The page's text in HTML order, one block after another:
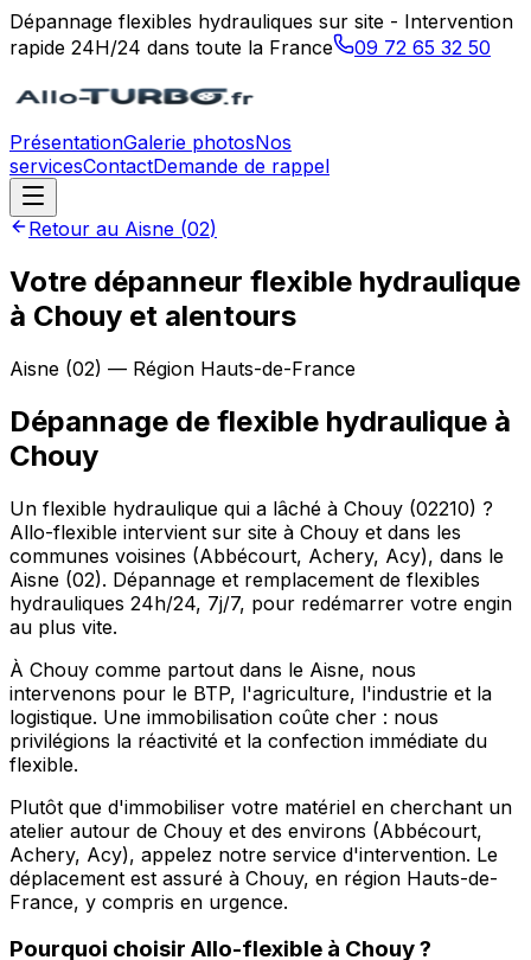
Dépannage flexibles hydrauliques sur site - Intervention
rapide 24H/24 dans toute la France
09 72 65 32 50
PrésentationGalerie photosNos
servicesContactDemande de rappel
Retour au Aisne (02)
Votre dépanneur flexible hydraulique
à Chouy et alentours
Aisne (02) — Région Hauts-de-France
Dépannage de flexible hydraulique à
Chouy
Un flexible hydraulique qui a lâché à Chouy (02210) ?
Allo-flexible intervient sur site à Chouy et dans les
communes voisines (Abbécourt, Achery, Acy), dans le
Aisne (02). Dépannage et remplacement de flexibles
hydrauliques 24h/24, 7j/7, pour redémarrer votre engin
au plus vite.
À Chouy comme partout dans le Aisne, nous
intervenons pour le BTP, l'agriculture, l'industrie et la
logistique. Une immobilisation coûte cher : nous
privilégions la réactivité et la confection immédiate du
flexible.
Plutôt que d'immobiliser votre matériel en cherchant un
atelier autour de Chouy et des environs (Abbécourt,
Achery, Acy), appelez notre service d'intervention. Le
déplacement est assuré à Chouy, en région Hauts-de-
France, y compris en urgence.
Pourquoi choisir Allo-flexible à Chouy?